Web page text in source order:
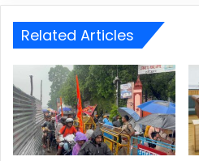
Related Articles